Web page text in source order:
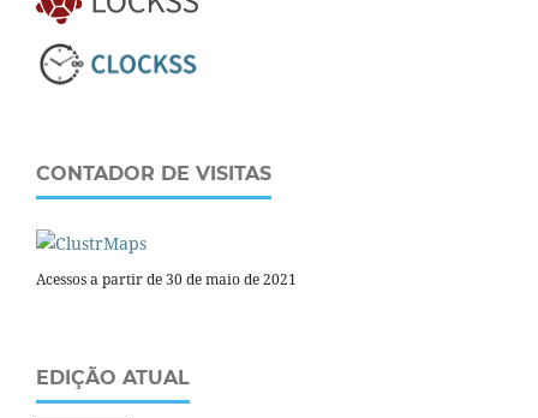
CONTADOR DE VISITAS
Acessos a partir de 30 de maio de 2021
EDIÇÃO ATUAL